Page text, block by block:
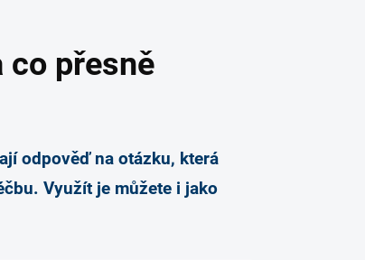
co přesně
odpověď na otázku, která
Využít je můžete i jako